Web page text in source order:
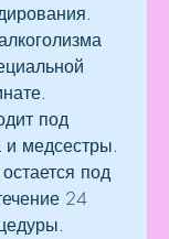
под
и медсестры.
под
24